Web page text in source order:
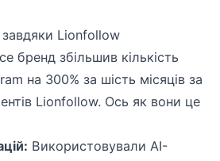
завдяки Lionfollow
бренд збільшив кількість
на 300% за шість місяців за
Lionfollow. Ось як вони це
Використовували AI-